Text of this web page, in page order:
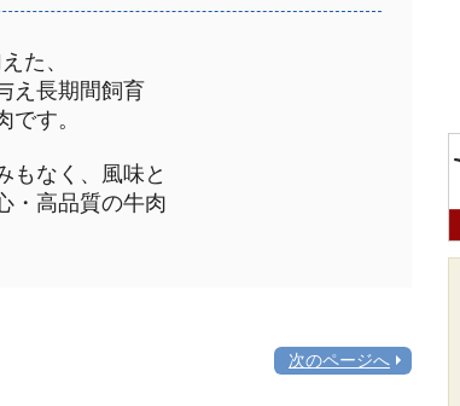
た、
え長期間飼育
す。
もなく、風味と
・高品質の牛肉
次のページへ